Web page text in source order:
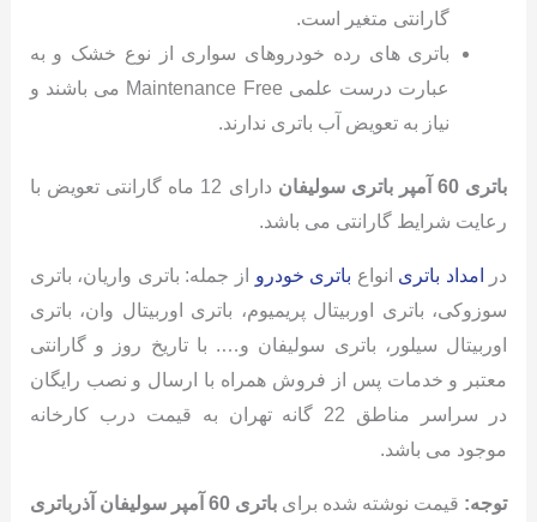
گارانتی متغیر است.
باتری های رده خودروهای سواری از نوع خشک و به
عبارت درست علمی Maintenance Free می باشند و
نیاز به تعویض آب باتری ندارند.
باتری 60 آمپر باتری سولیفان
دارای 12 ماه گارانتی تعویض با
رعایت شرایط گارانتی می باشد.
در امداد باتری انواع باتری خودرو از جمله: باتری واریان، باتری
سوزوکی، باتری اوربیتال پریمیوم، باتری اوربیتال وان، باتری
اوربیتال سیلور، باتری سولیفان و…. با تاریخ روز و گارانتی
معتبر و خدمات پس از فروش همراه با ارسال و نصب رایگان
در سراسر مناطق 22 گانه تهران به قیمت درب کارخانه
موجود می باشد.
توجه: قیمت نوشته شده برایباتری 60 آمپر سولیفان آذرباتری